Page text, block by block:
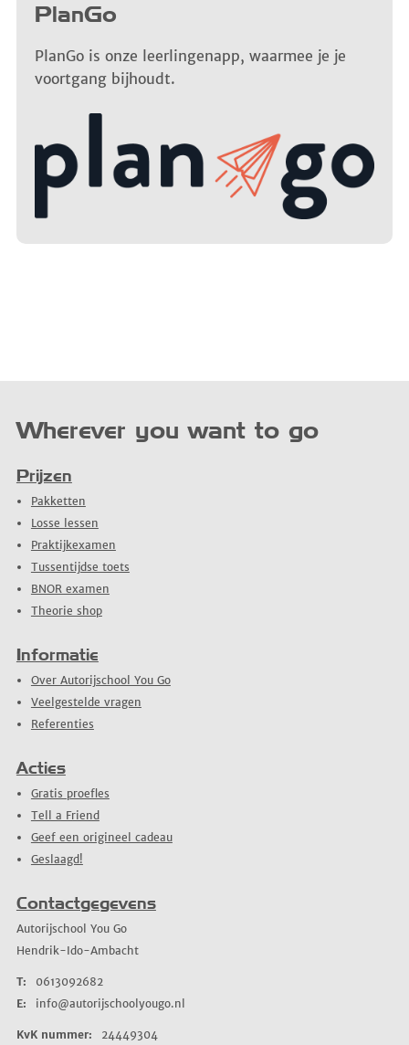
PlanGo
PlanGo is onze leerlingenapp, waarmee je je
voortgang bijhoudt.
Wherever you want to go
Prijzen
Pakketten
Losse lessen
Praktijkexamen
Tussentijdse toets
BNOR examen
Theorie shop
Informatie
Over Autorijschool You Go
Veelgestelde vragen
Referenties
Acties
Gratis proefles
Tell a Friend
Geef een origineel cadeau
Geslaagd!
Contactgegevens
Autorijschool You Go
Hendrik-Ido-Ambacht
T:
0613092682
E:
info@autorijschoolyougo.nl
KvK nummer: 24449304